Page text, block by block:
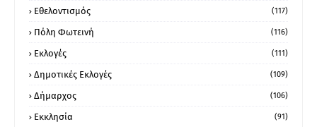
Εθελοντισμός (117)
Πόλη Φωτεινή (116)
Εκλογές (111)
Δημοτικές Εκλογές (109)
Δήμαρχος (106)
Εκκλησία (91)